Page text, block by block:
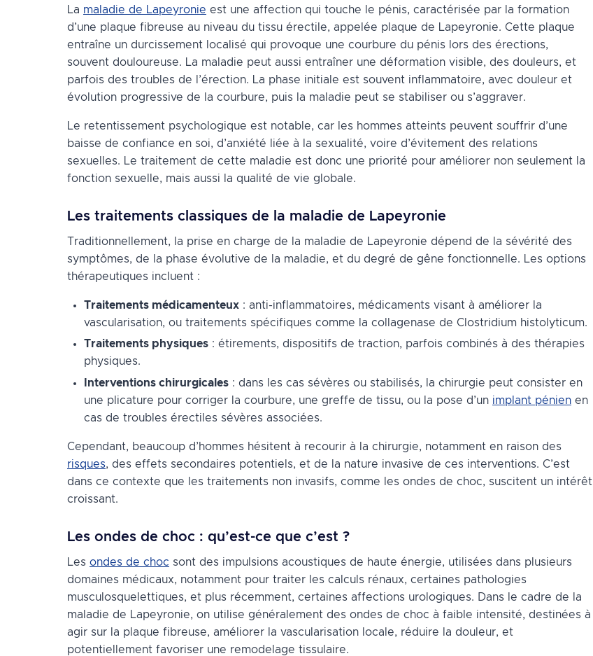
La maladie de Lapeyronie est une affection qui touche le pénis, caractérisée par la formation
d’une plaque fibreuse au niveau du tissu érectile, appelée plaque de Lapeyronie. Cette plaque
entraîne un durcissement localisé qui provoque une courbure du pénis lors des érections,
souvent douloureuse. La maladie peut aussi entraîner une déformation visible, des douleurs, et
parfois des troubles de l’érection. La phase initiale est souvent inflammatoire, avec douleur et
évolution progressive de la courbure, puis la maladie peut se stabiliser ou s’aggraver.
Le retentissement psychologique est notable, car les hommes atteints peuvent souffrir d’une
baisse de confiance en soi, d’anxiété liée à la sexualité, voire d’évitement des relations
sexuelles. Le traitement de cette maladie est donc une priorité pour améliorer non seulement la
fonction sexuelle, mais aussi la qualité de vie globale.
Les traitements classiques de la maladie de Lapeyronie
Traditionnellement, la prise en charge de la maladie de Lapeyronie dépend de la sévérité des
symptômes, de la phase évolutive de la maladie, et du degré de gêne fonctionnelle. Les options
thérapeutiques incluent :
Traitements médicamenteux : anti-inflammatoires, médicaments visant à améliorer la
vascularisation, ou traitements spécifiques comme la collagenase de Clostridium histolyticum.
Traitements physiques : étirements, dispositifs de traction, parfois combinés à des thérapies
physiques.
Interventions chirurgicales : dans les cas sévères ou stabilisés, la chirurgie peut consister en
une plicature pour corriger la courbure, une greffe de tissu, ou la pose d’un implant pénien en
cas de troubles érectiles sévères associées.
Cependant, beaucoup d’hommes hésitent à recourir à la chirurgie, notamment en raison des
risques, des effets secondaires potentiels, et de la nature invasive de ces interventions. C’est
dans ce contexte que les traitements non invasifs, comme les ondes de choc, suscitent un intérêt
croissant.
Les ondes de choc : qu’est-ce que c’est ?
Les ondes de choc sont des impulsions acoustiques de haute énergie, utilisées dans plusieurs
domaines médicaux, notamment pour traiter les calculs rénaux, certaines pathologies
musculosquelettiques, et plus récemment, certaines affections urologiques. Dans le cadre de la
maladie de Lapeyronie, on utilise généralement des ondes de choc à faible intensité, destinées à
agir sur la plaque fibreuse, améliorer la vascularisation locale, réduire la douleur, et
potentiellement favoriser une remodelage tissulaire.